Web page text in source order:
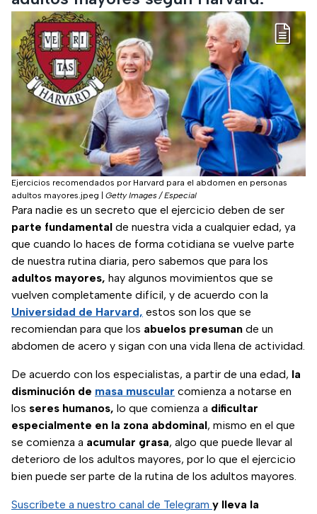
Ejercicios recomendados por Harvard para el abdomen en personas
adultos mayores.jpeg
Getty Images / Especial
Para nadie es un secreto que el ejercicio deben de ser
parte fundamental de nuestra vida a cualquier edad, ya
que cuando lo haces de forma cotidiana se vuelve parte
de nuestra rutina diaria, pero sabemos que para los
adultos mayores, hay algunos movimientos que se
vuelven completamente difícil, y de acuerdo con la
Universidad de Harvard, estos son los que se
recomiendan para que los abuelos presuman de un
abdomen de acero y sigan con una vida llena de actividad.
De acuerdo con los especialistas, a partir de una edad, la
disminución de masa muscular comienza a notarse en
los seres humanos, lo que comienza a dificultar
especialmente en la zona abdominal, mismo en el que
se comienza a acumular grasa, algo que puede llevar al
deterioro de los adultos mayores, por lo que el ejercicio
bien puede ser parte de la rutina de los adultos mayores.
Suscríbete a nuestro canal de Telegram y lleva la